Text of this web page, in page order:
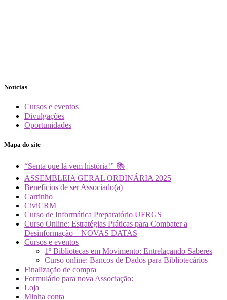
Notícias
Cursos e eventos
Divulgações
Oportunidades
Mapa do site
“Senta que lá vem história!” 📚
ASSEMBLEIA GERAL ORDINÁRIA 2025
Benefícios de ser Associado(a)
Carrinho
CiviCRM
Curso de Informática Preparatório UFRGS
Curso Online: Estratégias Práticas para Combater a
Desinformação – NOVAS DATAS
Cursos e eventos
1º Bibliotecas em Movimento: Entrelaçando Saberes
Curso online: Bancos de Dados para Bibliotecários
Finalização de compra
Formulário para nova Associação:
Loja
Minha conta